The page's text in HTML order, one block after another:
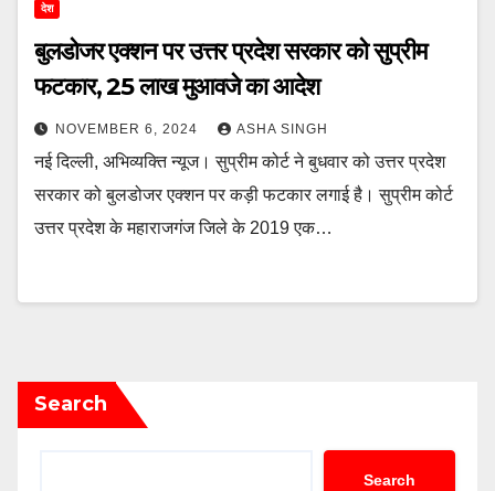
देश
बुलडोजर एक्शन पर उत्तर प्रदेश सरकार को सुप्रीम
फटकार, 25 लाख मुआवजे का आदेश
NOVEMBER 6, 2024 ASHA SINGH
नई दिल्ली, अभिव्यक्ति न्यूज। सुप्रीम कोर्ट ने बुधवार को उत्तर प्रदेश
सरकार को बुलडोजर एक्शन पर कड़ी फटकार लगाई है। सुप्रीम कोर्ट
उत्तर प्रदेश के महाराजगंज जिले के 2019 एक…
Search
Search